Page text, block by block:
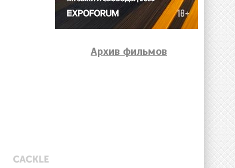
Архив фильмов